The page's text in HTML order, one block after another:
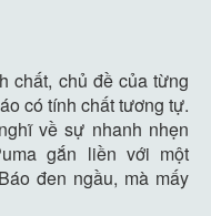
chất, chủ đề của từng
có tính chất tương tự.
về sự nhanh nhẹn
gắn liền với một
đen ngầu, mà mấy